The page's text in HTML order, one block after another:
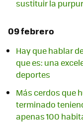
sustituir la
09 febrero
Hay que hablar
que es: una
deportes
Más cerdos que
terminado
apenas 100